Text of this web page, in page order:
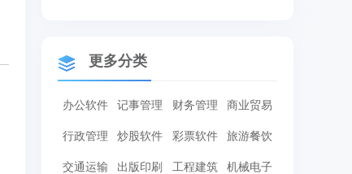
更多分类
办公软件 记事管理 财务管理 商业贸易
行政管理 炒股软件 彩票软件 旅游餐饮
交通运输 出版印刷 工程建筑 机械电子